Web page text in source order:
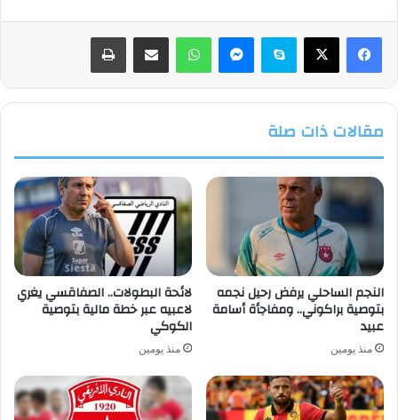
فيسبوك سكايب واتساب
مقالات ذات صلة
النجم الساحلي يرفض رحيل نجمه
بتوصية براكوني.. ومفاجأة أسامة
عبيد
منذ يومين
لائحة البطولات.. الصفاقسي يغري
لاعبيه عبر خطة مالية بتوصية
الكوكي
منذ يومين